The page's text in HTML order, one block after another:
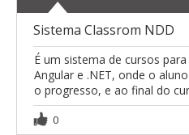
Sistema Classrom NDD
É um sistema de cursos
Angular e .NET, onde o
o progresso, e ao final do
0